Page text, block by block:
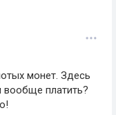
монет. Здесь
вообще платить?